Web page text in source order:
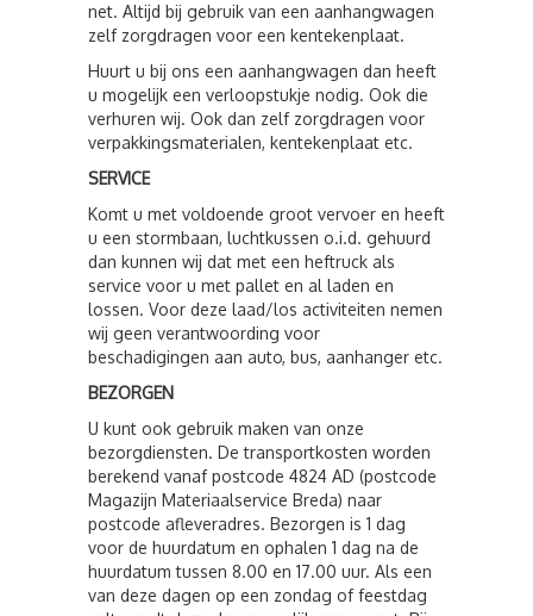
net. Altijd bij gebruik van een aanhangwagen
zelf zorgdragen voor een kentekenplaat.
Huurt u bij ons een aanhangwagen dan heeft
u mogelijk een verloopstukje nodig. Ook die
verhuren wij. Ook dan zelf zorgdragen voor
verpakkingsmaterialen, kentekenplaat etc.
SERVICE
Komt u met voldoende groot vervoer en heeft
u een stormbaan, luchtkussen o.i.d. gehuurd
dan kunnen wij dat met een heftruck als
service voor u met pallet en al laden en
lossen. Voor deze laad/los activiteiten nemen
wij geen verantwoording voor
beschadigingen aan auto, bus, aanhanger etc.
BEZORGEN
U kunt ook gebruik maken van onze
bezorgdiensten. De transportkosten worden
berekend vanaf postcode 4824 AD (postcode
Magazijn Materiaalservice Breda) naar
postcode afleveradres. Bezorgen is 1 dag
voor de huurdatum en ophalen 1 dag na de
huurdatum tussen 8.00 en 17.00 uur. Als een
van deze dagen op een zondag of feestdag